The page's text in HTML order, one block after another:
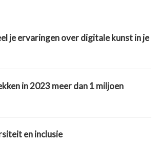
je ervaringen over digitale kunst in je
in 2023 meer dan 1 miljoen
en inclusie